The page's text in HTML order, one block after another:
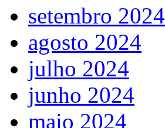
setembro 2024
agosto 2024
julho 2024
junho 2024
maio 2024